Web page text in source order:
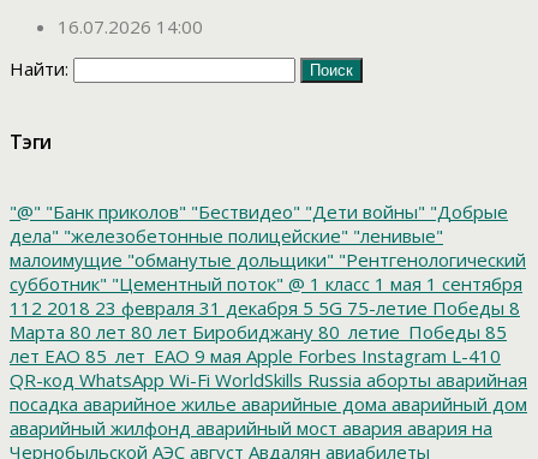
16.07.2026 14:00
Найти:
Тэги
"@" "Банк приколов" "Бествидео" "Дети войны" "Добрые
дела" "железобетонные полицейские" "ленивые"
малоимущие "обманутые дольщики" "Рентгенологический
субботник" "Цементный поток" @ 1 класс 1 мая 1 сентября
112 2018 23 февраля 31 декабря 5 5G 75-летие Победы 8
Марта 80 лет 80 лет Биробиджану 80_летие_Победы 85
лет ЕАО 85_лет_ЕАО 9 мая Apple Forbes Instagram L-410
QR-код WhatsApp Wi-Fi WorldSkills Russia аборты аварийная
посадка аварийное жилье аварийные дома аварийный дом
аварийный жилфонд аварийный мост авария авария на
Чернобыльской АЭС август Авдалян авиабилеты